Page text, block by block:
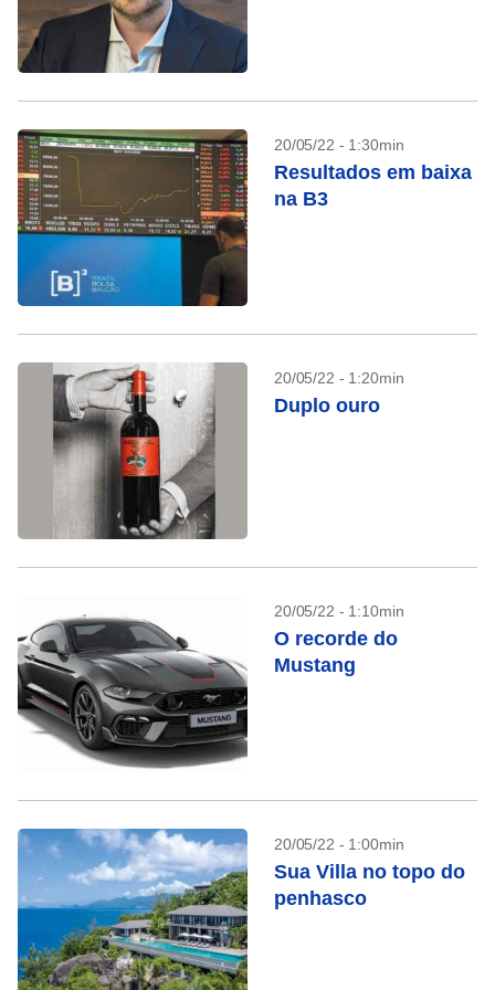
20/05/22 - 1:30min
Resultados em baixa
na B3
20/05/22 - 1:20min
Duplo ouro
20/05/22 - 1:10min
O recorde do
Mustang
20/05/22 - 1:00min
Sua Villa no topo do
penhasco